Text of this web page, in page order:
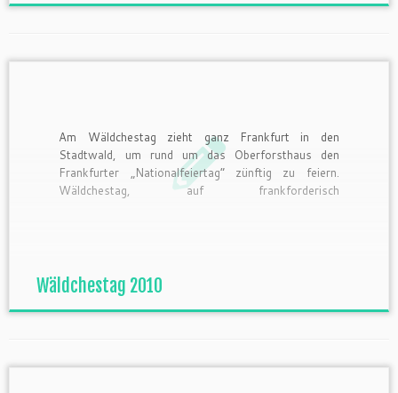
Am Wäldchestag zieht ganz Frankfurt in den
Stadtwald, um rund um das Oberforsthaus den
Frankfurter „Nationalfeiertag“ zünftig zu feiern.
Wäldchestag, auf frankforderisch
mittags […]
Wäldchestag 2010